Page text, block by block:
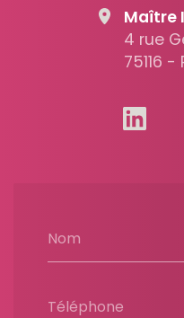
Nom
Téléphone
Maître
4 rue
75116 -